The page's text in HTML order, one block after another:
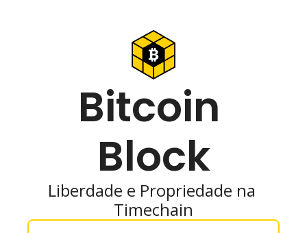
Bitcoin
Block
Liberdade e Propriedade na
Timechain